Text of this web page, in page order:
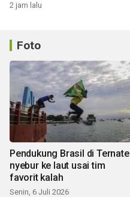
2 jam lalu
Foto
Pendukung Brasil di Ternate
nyebur ke laut usai tim
favorit kalah
Senin, 6 Juli 2026